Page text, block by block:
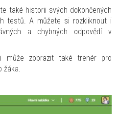
také historii svých dokončených
testů. A můžete si rozkliknout i
a chybných odpovědí v
může zobrazit také trenér pro
žáka.